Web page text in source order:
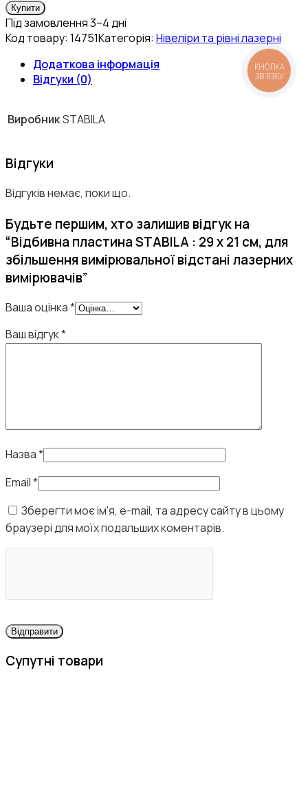
Купити
Під замовлення 3–4 дні
Код товару: 14751Категорія: Нівеліри та рівні лазерні
Додаткова інформація
Відгуки (0)
ВиробникSTABILA
Відгуки
Відгуків немає, поки що.
Будьте першим, хто залишив відгук на
“Відбивна пластина STABILA : 29 х 21 см, для
збільшення вимірювальної відстані лазерних
вимірювачів”
Ваша оцінка*
Ваш відгук*
Назва*
Email*
Зберегти моє ім'я, e-mail, та адресу сайту в цьому
браузері для моїх подальших коментарів.
Супутні товари
КНОПКА
ЗВ'ЯЗКУ